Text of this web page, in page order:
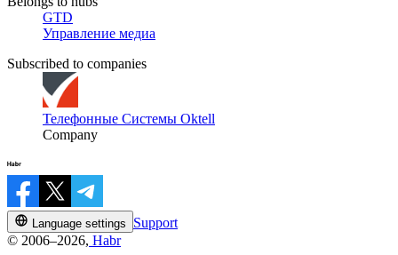
GTD
Управление медиа
Subscribed to companies
Телефонные Системы Oktell
Company
Language settings
Support
© 2006–2026, Habr